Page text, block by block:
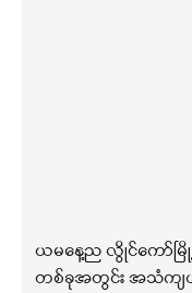
ယမနေ့ည လွိုင်ကော်မြို့၊
တစ်ခုအတွင်း အသံကျ